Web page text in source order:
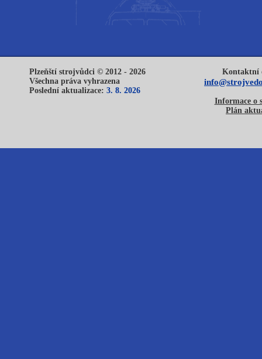
Plzeňští strojvůdci © 2012 - 2026
Všechna práva vyhrazena
Poslední aktualizace: 3. 8. 2026
Kontaktní
Informace o
Plán